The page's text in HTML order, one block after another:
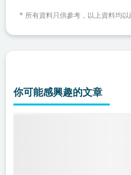
* 所有資料只供參考，以上資料均
你可能感興趣的文章